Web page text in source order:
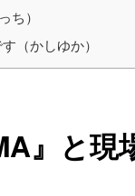
ち）
（かしゆか）
』と現